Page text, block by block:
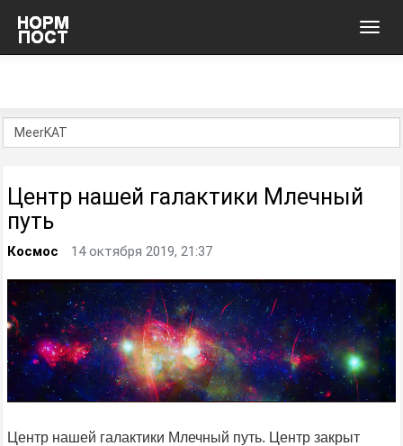
Центр нашей галактики Млечный
путь
Космос 14 октября 2019, 21:37
Центр нашей галактики Млечный путь. Центр закрыт